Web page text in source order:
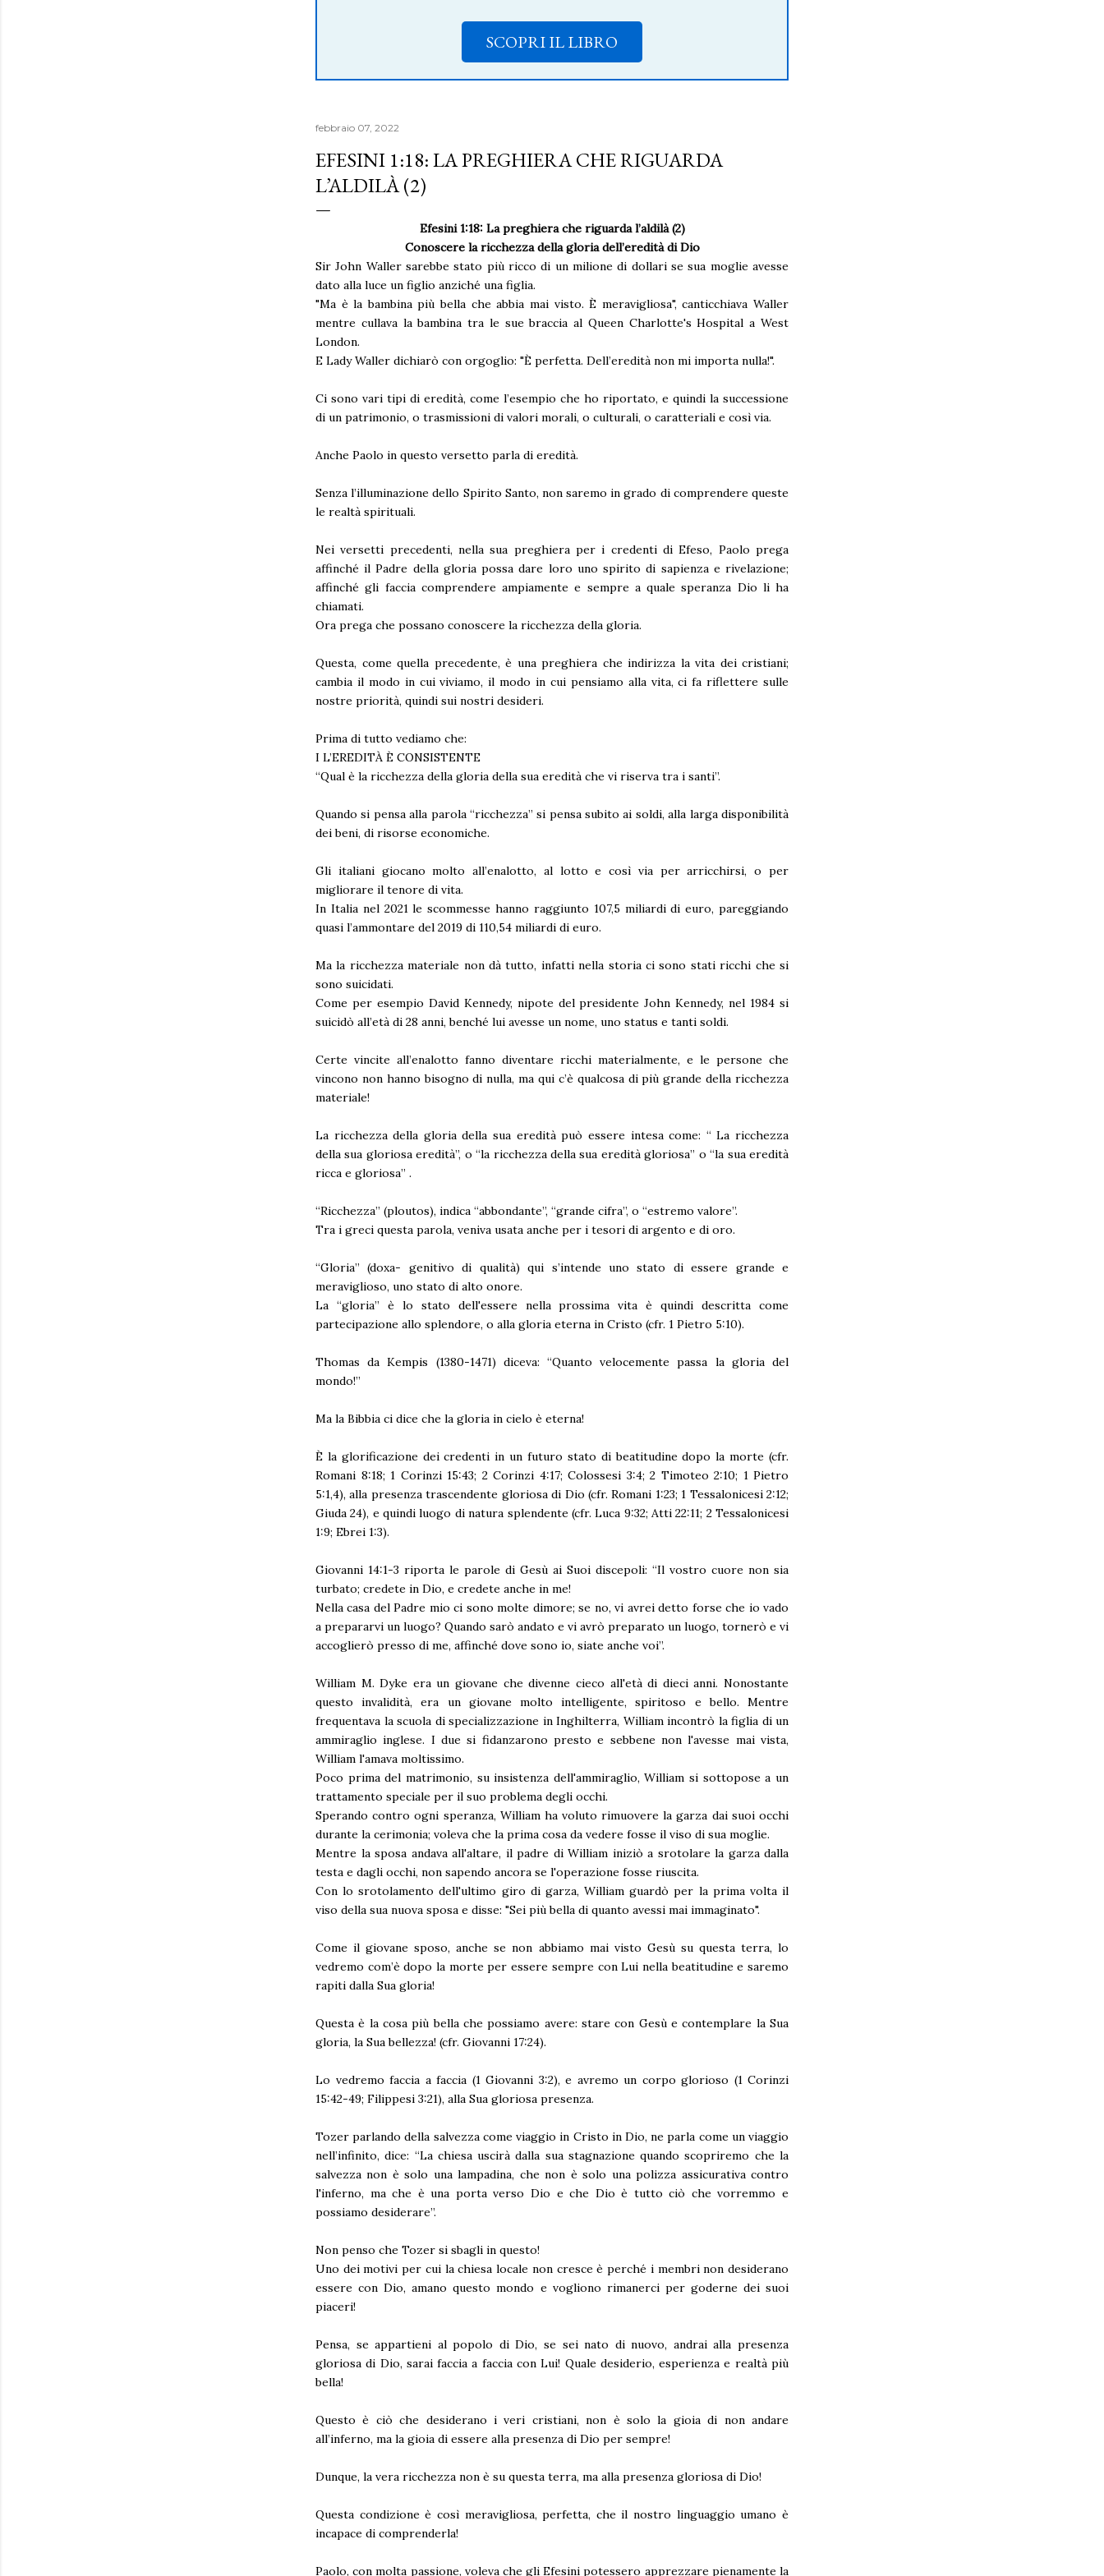
SCOPRI IL LIBRO
febbraio 07, 2022
EFESINI 1:18: LA PREGHIERA CHE RIGUARDA
L’ALDILÀ (2)
Efesini 1:18: La preghiera che riguarda l’aldilà (2)
Conoscere la ricchezza della gloria dell’eredità di Dio
Sir John Waller sarebbe stato più ricco di un milione di dollari se sua moglie avesse
dato alla luce un figlio anziché una figlia.
"Ma è la bambina più bella che abbia mai visto. È meravigliosa", canticchiava Waller
mentre cullava la bambina tra le sue braccia al Queen Charlotte's Hospital a West
London.
E Lady Waller dichiarò con orgoglio: "È perfetta. Dell’eredità non mi importa nulla!".
Ci sono vari tipi di eredità, come l’esempio che ho riportato, e quindi la successione
di un patrimonio, o trasmissioni di valori morali, o culturali, o caratteriali e così via.
Anche Paolo in questo versetto parla di eredità.
Senza l’illuminazione dello Spirito Santo, non saremo in grado di comprendere queste
le realtà spirituali.
Nei versetti precedenti, nella sua preghiera per i credenti di Efeso, Paolo prega
affinché il Padre della gloria possa dare loro uno spirito di sapienza e rivelazione;
affinché gli faccia comprendere ampiamente e sempre a quale speranza Dio li ha
chiamati.
Ora prega che possano conoscere la ricchezza della gloria.
Questa, come quella precedente, è una preghiera che indirizza la vita dei cristiani;
cambia il modo in cui viviamo, il modo in cui pensiamo alla vita, ci fa riflettere sulle
nostre priorità, quindi sui nostri desideri.
Prima di tutto vediamo che:
I L’EREDITÀ È CONSISTENTE
“Qual è la ricchezza della gloria della sua eredità che vi riserva tra i santi”.
Quando si pensa alla parola “ricchezza” si pensa subito ai soldi, alla larga disponibilità
dei beni, di risorse economiche.
Gli italiani giocano molto all’enalotto, al lotto e così via per arricchirsi, o per
migliorare il tenore di vita.
In Italia nel 2021 le scommesse hanno raggiunto 107,5 miliardi di euro, pareggiando
quasi l’ammontare del 2019 di 110,54 miliardi di euro.
Ma la ricchezza materiale non dà tutto, infatti nella storia ci sono stati ricchi che si
sono suicidati.
Come per esempio David Kennedy, nipote del presidente John Kennedy, nel 1984 si
suicidò all’età di 28 anni, benché lui avesse un nome, uno status e tanti soldi.
Certe vincite all’enalotto fanno diventare ricchi materialmente, e le persone che
vincono non hanno bisogno di nulla, ma qui c’è qualcosa di più grande della ricchezza
materiale!
La ricchezza della gloria della sua eredità può essere intesa come: “ La ricchezza
della sua gloriosa eredità”, o “la ricchezza della sua eredità gloriosa” o “la sua eredità
ricca e gloriosa” .
“Ricchezza” (ploutos), indica “abbondante”, “grande cifra”, o “estremo valore”.
Tra i greci questa parola, veniva usata anche per i tesori di argento e di oro.
“Gloria” (doxa- genitivo di qualità) qui s’intende uno stato di essere grande e
meraviglioso, uno stato di alto onore.
La “gloria” è lo stato dell'essere nella prossima vita è quindi descritta come
partecipazione allo splendore, o alla gloria eterna in Cristo (cfr. 1 Pietro 5:10).
Thomas da Kempis (1380-1471) diceva: “Quanto velocemente passa la gloria del
mondo!”
Ma la Bibbia ci dice che la gloria in cielo è eterna!
È la glorificazione dei credenti in un futuro stato di beatitudine dopo la morte (cfr.
Romani 8:18; 1 Corinzi 15:43; 2 Corinzi 4:17; Colossesi 3:4; 2 Timoteo 2:10; 1 Pietro
5:1,4), alla presenza trascendente gloriosa di Dio (cfr. Romani 1:23; 1 Tessalonicesi 2:12;
Giuda 24), e quindi luogo di natura splendente (cfr. Luca 9:32; Atti 22:11; 2 Tessalonicesi
1:9; Ebrei 1:3).
Giovanni 14:1-3 riporta le parole di Gesù ai Suoi discepoli: “Il vostro cuore non sia
turbato; credete in Dio, e credete anche in me!
Nella casa del Padre mio ci sono molte dimore; se no, vi avrei detto forse che io vado
a prepararvi un luogo? Quando sarò andato e vi avrò preparato un luogo, tornerò e vi
accoglierò presso di me, affinché dove sono io, siate anche voi”.
William M. Dyke era un giovane che divenne cieco all'età di dieci anni. Nonostante
questo invalidità, era un giovane molto intelligente, spiritoso e bello. Mentre
frequentava la scuola di specializzazione in Inghilterra, William incontrò la figlia di un
ammiraglio inglese. I due si fidanzarono presto e sebbene non l'avesse mai vista,
William l'amava moltissimo.
Poco prima del matrimonio, su insistenza dell'ammiraglio, William si sottopose a un
trattamento speciale per il suo problema degli occhi.
Sperando contro ogni speranza, William ha voluto rimuovere la garza dai suoi occhi
durante la cerimonia; voleva che la prima cosa da vedere fosse il viso di sua moglie.
Mentre la sposa andava all'altare, il padre di William iniziò a srotolare la garza dalla
testa e dagli occhi, non sapendo ancora se l'operazione fosse riuscita.
Con lo srotolamento dell'ultimo giro di garza, William guardò per la prima volta il
viso della sua nuova sposa e disse: "Sei più bella di quanto avessi mai immaginato".
Come il giovane sposo, anche se non abbiamo mai visto Gesù su questa terra, lo
vedremo com’è dopo la morte per essere sempre con Lui nella beatitudine e saremo
rapiti dalla Sua gloria!
Questa è la cosa più bella che possiamo avere: stare con Gesù e contemplare la Sua
gloria, la Sua bellezza! (cfr. Giovanni 17:24).
Lo vedremo faccia a faccia (1 Giovanni 3:2), e avremo un corpo glorioso (1 Corinzi
15:42-49; Filippesi 3:21), alla Sua gloriosa presenza.
Tozer parlando della salvezza come viaggio in Cristo in Dio, ne parla come un viaggio
nell’infinito, dice: “La chiesa uscirà dalla sua stagnazione quando scopriremo che la
salvezza non è solo una lampadina, che non è solo una polizza assicurativa contro
l'inferno, ma che è una porta verso Dio e che Dio è tutto ciò che vorremmo e
possiamo desiderare”.
Non penso che Tozer si sbagli in questo!
Uno dei motivi per cui la chiesa locale non cresce è perché i membri non desiderano
essere con Dio, amano questo mondo e vogliono rimanerci per goderne dei suoi
piaceri!
Pensa, se appartieni al popolo di Dio, se sei nato di nuovo, andrai alla presenza
gloriosa di Dio, sarai faccia a faccia con Lui! Quale desiderio, esperienza e realtà più
bella!
Questo è ciò che desiderano i veri cristiani, non è solo la gioia di non andare
all’inferno, ma la gioia di essere alla presenza di Dio per sempre!
Dunque, la vera ricchezza non è su questa terra, ma alla presenza gloriosa di Dio!
Questa condizione è così meravigliosa, perfetta, che il nostro linguaggio umano è
incapace di comprenderla!
Paolo, con molta passione, voleva che gli Efesini potessero apprezzare pienamente la